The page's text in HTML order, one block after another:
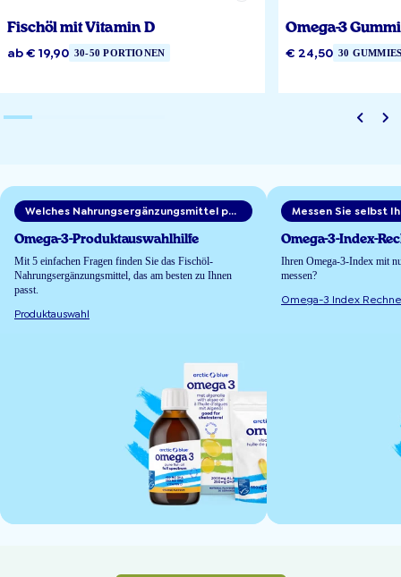
Fischöl mit Vitamin D
ab € 19,90 30-50 PORTIONEN
Omega-3
€ 24,50 30
Welches Nahrungsergänzungsmittel passt zu Ihnen?
Omega-3-Produktauswahlhilfe
Mit 5 einfachen Fragen finden Sie das Fischöl-
Nahrungsergänzungsmittel, das am besten zu Ihnen
passt.
Produktauswahl
Omega-3-Index-
Ihren Omega-3-Index mit
messen?
Omega-3 Index